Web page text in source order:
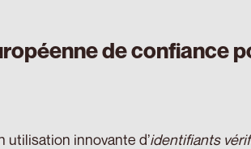
de confiance
utilisation innovante d’identifiants